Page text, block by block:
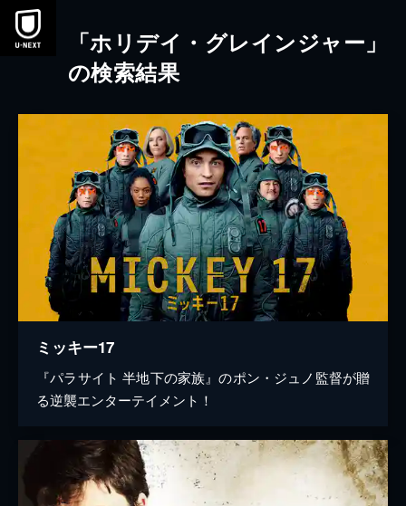
本文へスキップ
「ホリデイ・グレインジャー」
の検索結果
ミッキー17
『パラサイト 半地下の家族』のポン・ジュノ監督が贈
る逆襲エンターテイメント！